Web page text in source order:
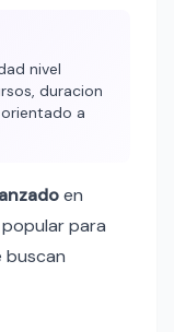
nivel
duracion
a
en
para
buscan